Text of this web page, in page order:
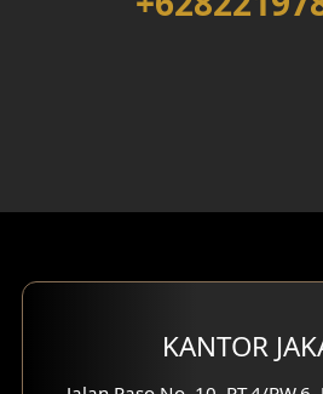
Desain Rumah 3 Lantai
Eksterior Tampak Depan
Eksterior Tampak
Desain Eksterior Villa
KANTOR